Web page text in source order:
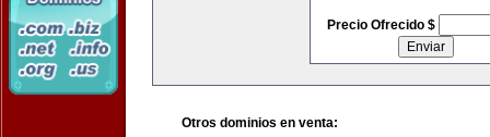
Precio Ofrecido $
Otros dominios en venta: